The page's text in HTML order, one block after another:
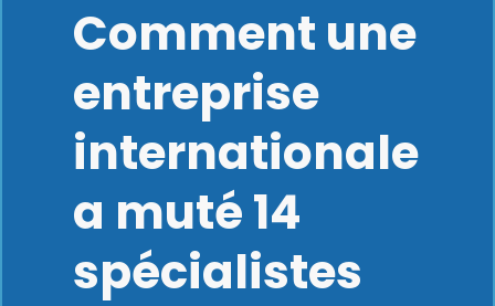
Comment une
entreprise
internationale
a muté 14
spécialistes